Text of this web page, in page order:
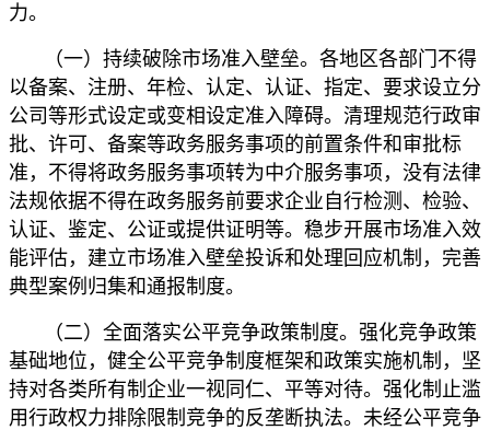
力。
（一）持续破除市场准入壁垒。各地区各部门不得
以备案、注册、年检、认定、认证、指定、要求设立分
公司等形式设定或变相设定准入障碍。清理规范行政审
批、许可、备案等政务服务事项的前置条件和审批标
准，不得将政务服务事项转为中介服务事项，没有法律
法规依据不得在政务服务前要求企业自行检测、检验、
认证、鉴定、公证或提供证明等。稳步开展市场准入效
能评估，建立市场准入壁垒投诉和处理回应机制，完善
典型案例归集和通报制度。
（二）全面落实公平竞争政策制度。强化竞争政策
基础地位，健全公平竞争制度框架和政策实施机制，坚
持对各类所有制企业一视同仁、平等对待。强化制止滥
用行政权力排除限制竞争的反垄断执法。未经公平竞争